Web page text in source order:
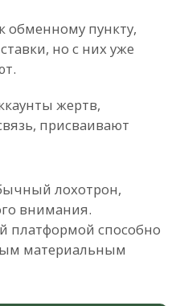
обменному пункту,
но с них уже
жертв,
присваивают
лохотрон,
внимания.
платформой способно
материальным